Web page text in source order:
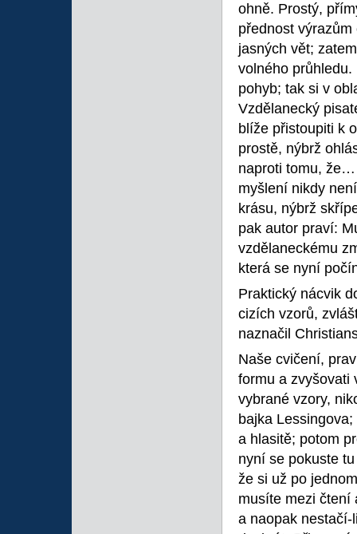
ohně. Prostý,
přednost
jasných vět;
volného
pohyb; tak si v
Vzdělanecký
blíže přistoupiti k
prostě, nýbrž
naproti tomu, že…
myšlení nikdy
krásu, nýbrž
pak autor praví:
vzdělaneckému
která se nyní
Praktický nácvik
cizích vzorů,
naznačil
Naše cvičení,
formu a zvyšovati
vybrané vzory,
bajka
a hlasitě; potom
nyní se pokuste
že si už po
musíte mezi čtení
a naopak